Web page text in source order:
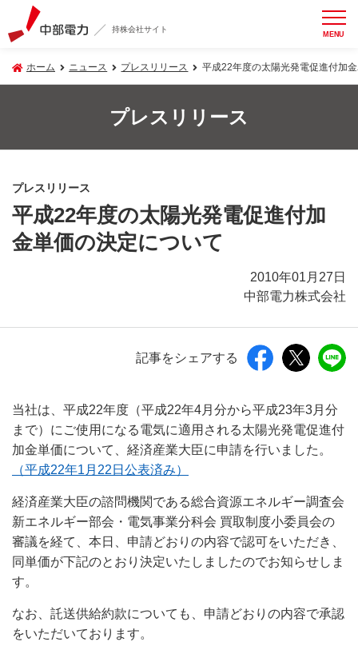
持株会社サイト MENU
ホーム ニュース プレスリリース 平成22年度の太陽光発電促進付加
プレスリリース
プレスリリース
平成22年度の太陽光発電促進付加
金単価の決定について
2010年01月27日
中部電力株式会社
記事をシェアする
当社は、平成22年度（平成22年4月分から平成23年3月分
まで）にご使用になる電気に適用される太陽光発電促進付
加金単価について、経済産業大臣に申請を行いました。
（平成22年1月22日公表済み）
経済産業大臣の諮問機関である総合資源エネルギー調査会
新エネルギー部会・電気事業分科会 買取制度小委員会の
審議を経て、本日、申請どおりの内容で認可をいただき、
同単価が下記のとおり決定いたしましたのでお知らせしま
す。
なお、託送供給約款についても、申請どおりの内容で承認
をいただいております。